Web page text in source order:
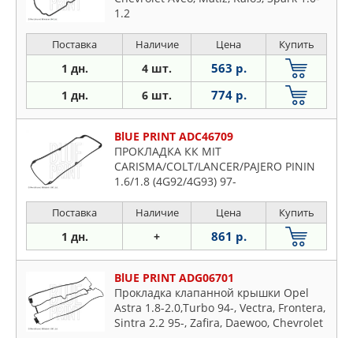
1.2
Поставка Наличие Цена Купить
1 дн. 4 шт. 563 р.
1 дн. 6 шт. 774 р.
BlUE PRINT ADC46709
ПРОКЛАДКА КК MIT
CARISMA/COLT/LANCER/PAJERO PININ
1.6/1.8 (4G92/4G93) 97-
Поставка Наличие Цена Купить
1 дн. + 861 р.
BlUE PRINT ADG06701
Прокладка клапанной крышки Opel
Astra 1.8-2.0,Turbo 94-, Vectra, Frontera,
Sintra 2.2 95-, Zafira, Daewoo, Chevrolet